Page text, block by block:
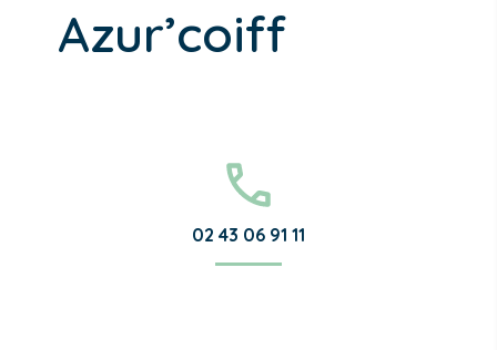
Azur’coiff
02 43 06 91 11